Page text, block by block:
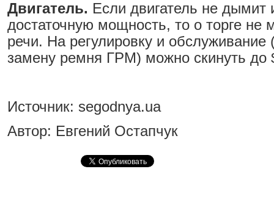
Двигатель. Если двигатель не дымит
достаточную мощность, то о торге не
речи. На регулировку и обслуживание
замену ремня ГРМ) можно скинуть до
Источник: segodnya.ua
Автор: Евгений Остапчук